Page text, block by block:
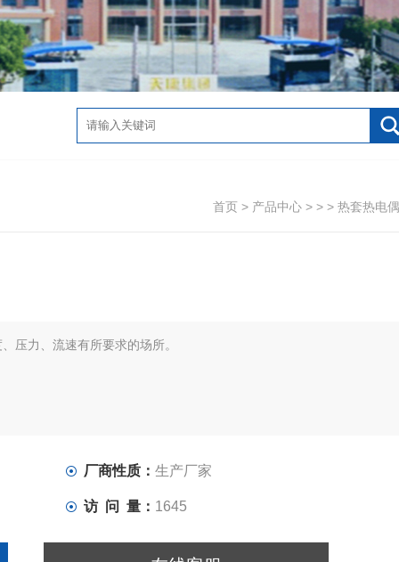
首页 > 产品中心 > > > 热套热电偶
压力、流速有所要求的场所。
厂商性质： 生产厂家
访 问 量： 1645